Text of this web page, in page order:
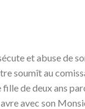
et abuse de
soumît au
de deux ans
avec son